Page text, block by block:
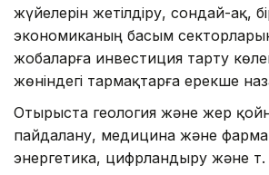
жүйелерін жетілдіру, сондай-ақ,
экономиканың басым
жобаларға инвестиция тарту
жөніндегі тармақтарға ерекше
Отырыста геология және жер
пайдалану, медицина және
энергетика, цифрландыру және т.